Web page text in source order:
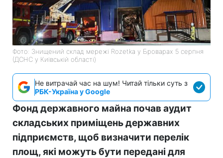
Фото: Знищений склад мережі Rozetka у Броварах 5 серпня
(ДСНС у Київській області)
Не витрачай час на шум! Читай тільки суть з
РБК-Україна у Google
Фонд державного майна почав аудит
складських приміщень державних
підприємств, щоб визначити перелік
площ, які можуть бути передані для